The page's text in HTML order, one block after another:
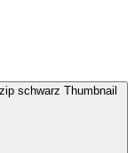
Thumbnail